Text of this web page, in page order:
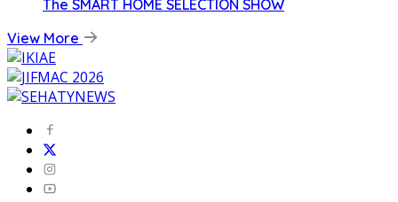
The SMART HOME SELECTION SHOW
View More